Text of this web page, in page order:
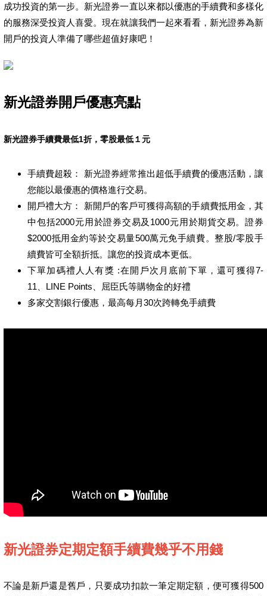
成功投資的第一步。新光證券一直以來都以優惠的手續費和多樣化
的服務深受投資人喜愛。現在就讓我們一起來看看，新光證券為新
開戶的投資人準備了哪些超值好康吧！
新光證券開戶優惠亮點
新光證券手續費最低1折，零股最低１元
手續費超殺： 新光證券經常推出超低手續費的優惠活動，讓
您能以最優惠的價格進行交易。
開戶禮大方： 新開戶的客戶可獲得高額的手續費抵用金，其
中包括2000元用於證券交易及1000元用於期貨交易。證券
$2000抵用金約等於交易量500萬元免手續費。整股/零股手
續費皆可全額折抵。讓您的投資成本更低。
下單加碼禮人人有獎 :在開戶次月底前下單，還可獲得7-
11、LINE Points、屈臣氏等購物金的好禮
多家交割銀行優惠，最高每月30次跨轉免手續費
新光證券定期定額手續費幾乎不用錢
不論是新戶還是舊戶，只要成功扣款一筆定期定額，便可獲得500